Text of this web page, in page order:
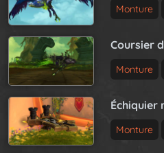
Monture
Coursier
Monture
Monture